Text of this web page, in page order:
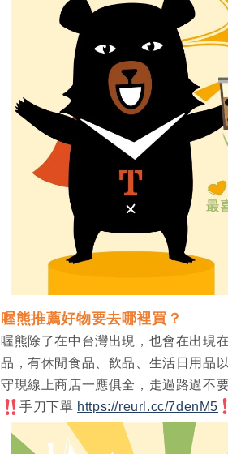
喔熊推薦好物要去哪裡買？
喔熊除了在中台灣出現，也會在出現
品，有休閒食品、飲品、生活日用品
守現線上商店一應俱全，走過路過不
手刀下單 https://reurl.cc/7denM5